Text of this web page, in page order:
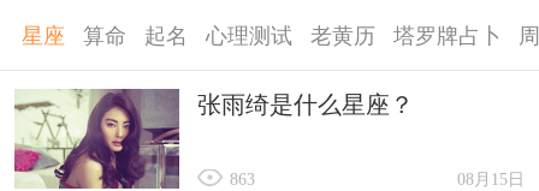
星座 算命 起名 心理测试 老黄历 塔罗牌占卜
张雨绮是什么星座？
08月15日
863